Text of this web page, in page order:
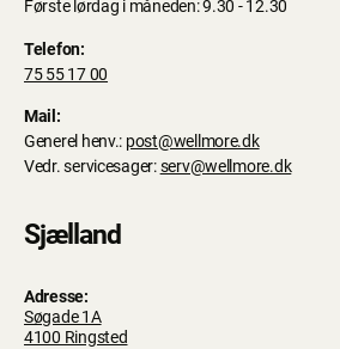
Første lørdag i måneden: 9.30 - 12.30
Telefon:
75 55 17 00
Mail:
Generel henv.: post@wellmore.dk
Vedr. servicesager:serv@wellmore.dk
Sjælland
Adresse:
Søgade 1A
4100 Ringsted